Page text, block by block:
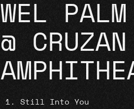
WEL
@ CRUZAN
Still Into You